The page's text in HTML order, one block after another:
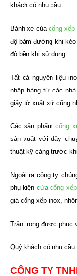
khách có nhu cầu .
Bánh xe của cổng xếp
độ bám đường khi kéo
độ bền khi sử dụng.
Tất cả nguyên liệu
nhập hàng từ các
giấy tờ xuất xứ cũng
Các sản phẩmcổng
sản xuất với dây
thuật kỹ càng trước
Ngoài ra công ty
phụ kiện cửa cổng xếp
giá cổng xếp inox,
Trân trọng được phục
Quý khách có nhu
CÔNG TY